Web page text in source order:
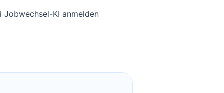
Jobwechsel-KI anmelden